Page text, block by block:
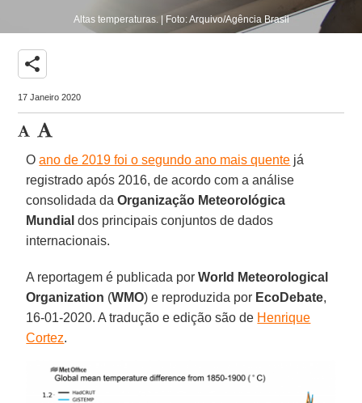
Altas temperaturas. | Foto: Arquivo/Agência Brasil
share
17 Janeiro 2020
O ano de 2019 foi o segundo ano mais quente já
registrado após 2016, de acordo com a análise
consolidada daOrganização Meteorológica
Mundial dos principais conjuntos de dados
internacionais.
A reportagem é publicada porWorld Meteorological
Organization (WMO) e reproduzida por EcoDebate,
16-01-2020. A tradução e edição são de Henrique
Cortez.